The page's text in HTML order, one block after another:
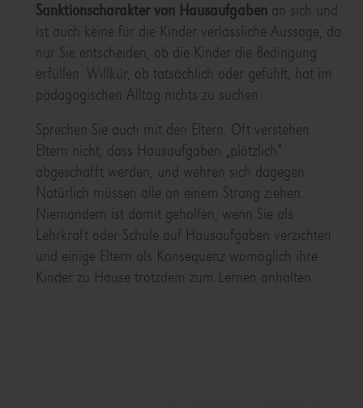
Sanktionscharakter von Hausaufgaben an sich und
ist auch keine für die Kinder verlässliche Aussage, da
nur Sie entscheiden, ob die Kinder die Bedingung
erfüllen. Willkür, ob tatsächlich oder gefühlt, hat im
pädagogischen Alltag nichts zu suchen.
Sprechen Sie auch mit den Eltern. Oft verstehen
Eltern nicht, dass Hausaufgaben „plötzlich“
abgeschafft werden, und wehren sich dagegen.
Natürlich müssen alle an einem Strang ziehen.
Niemandem ist damit geholfen, wenn Sie als
Lehrkraft oder Schule auf Hausaufgaben verzichten
und einige Eltern als Konsequenz womöglich ihre
Kinder zu Hause trotzdem zum Lernen anhalten.